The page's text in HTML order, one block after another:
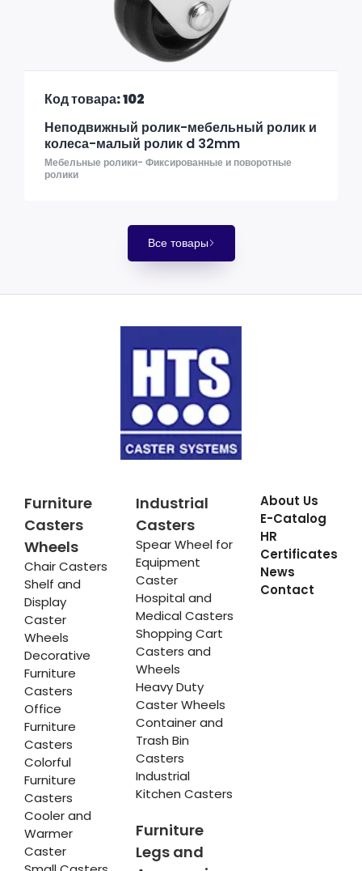
Код товара: 102
Неподвижный ролик-мебельный ролик и
колеса-малый ролик d 32mm
Мебельные ролики- Фиксированные и поворотные
ролики
Все товары
Furniture
Casters
Wheels
Chair Casters
Shelf and
Display
Caster
Wheels
Decorative
Furniture
Casters
Office
Furniture
Casters
Colorful
Furniture
Casters
Cooler and
Warmer
Caster
Industrial
Casters
Spear Wheel for
Equipment
Caster
Hospital and
Medical Casters
Shopping Cart
Casters and
Wheels
Heavy Duty
Caster Wheels
Container and
Trash Bin
Casters
Industrial
Kitchen Casters
Furniture
Legs and
About Us
E-Catalog
HR
Certificates
News
Contact